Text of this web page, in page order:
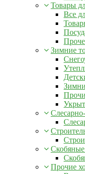
Товары
Все
Зимние
Скобяные
Прочие